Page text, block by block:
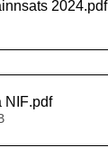
2024.pdf
NIF.pdf